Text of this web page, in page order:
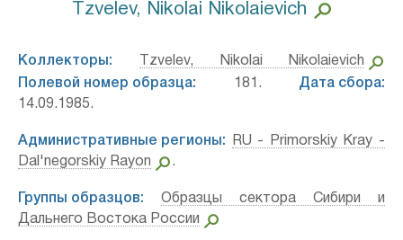
Tzvelev, Nikolai Nikolaievich
Коллекторы:
Tzvelev, Nikolai Nikolaievich
Полевой номер образца: 181. Дата сбора:
14.09.1985.
Административные регионы:
RU - Primorskiy Kray -
Dal'negorskiy Rayon
.
Группы образцов:
Образцы сектора Сибири и
Дальнего Востока России